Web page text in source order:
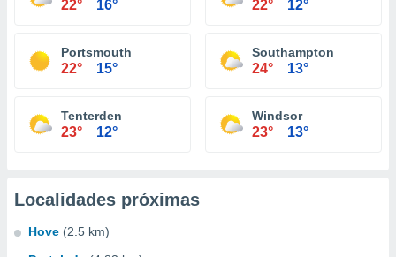
22° 16° 22° 12°
Portsmouth
22° 15°
Southampton
24° 13°
Tenterden
23° 12°
Windsor
23° 13°
Localidades próximas
Hove (2.5 km)